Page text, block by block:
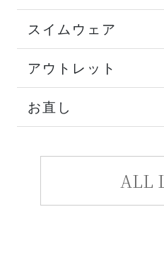
スイムウェア
アウトレット
お直し
ALL